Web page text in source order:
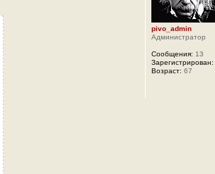
pivo_admin
Администратор
Сообщения: 13
Зарегистрирован:
Возраст: 67